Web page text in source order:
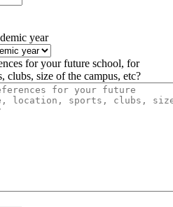
year
for your future school, for
clubs, size of the campus, etc?